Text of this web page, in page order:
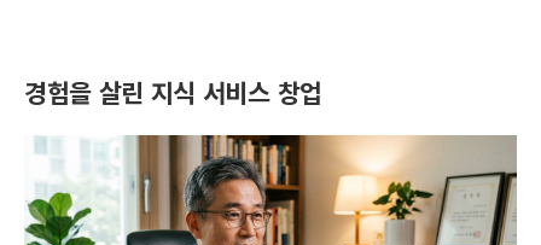
경험을 살린 지식 서비스 창업